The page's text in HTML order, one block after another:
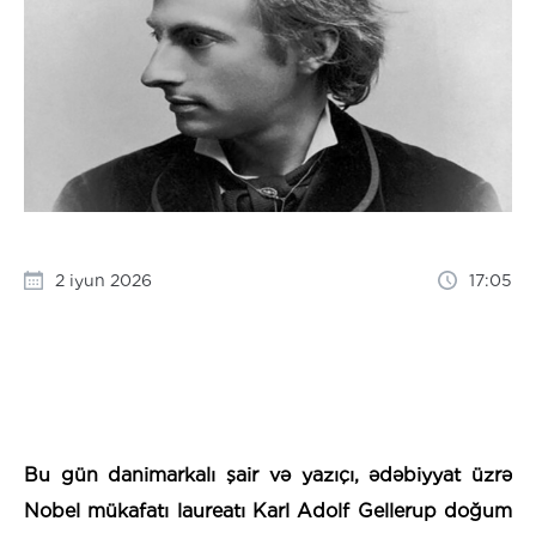
2 iyun 2026 17:05
Bu gün danimarkalı şair və yazıçı, ədəbiyyat üzrə
Nobel mükafatı laureatı Karl Adolf Gellerup doğum